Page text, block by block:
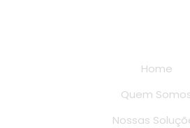
Home
Quem
Nossas